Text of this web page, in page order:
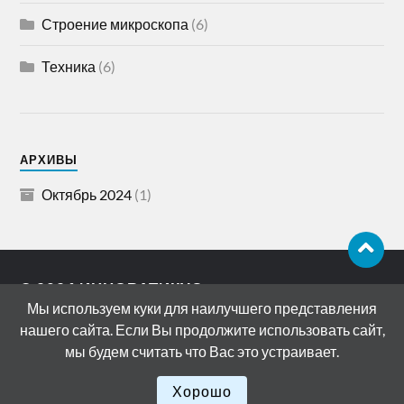
Строение микроскопа (6)
Техника (6)
АРХИВЫ
Октябрь 2024 (1)
© 2026ИННОВАТИКУС
АДРЕС: 119072, РОССИЯ, МОСКВА,
БОЛОТНАЯ НАБЕРЕЖНАЯ, ДОМ 15
СТРОЕНИЕ 11
ANDERS NORÉN
Мы используем куки для наилучшего представления
нашего сайта. Если Вы продолжите использовать сайт,
мы будем считать что Вас это устраивает.
Хорошо